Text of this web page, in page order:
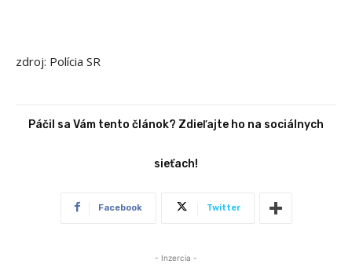
zdroj: Polícia SR
Páčil sa Vám tento článok? Zdieľajte ho na sociálnych
sieťach!
Facebook Twitter
- Inzercia -